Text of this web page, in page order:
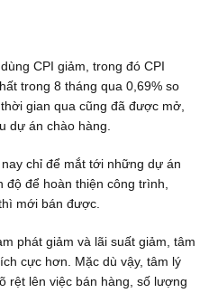
CPI giảm, trong đó CPI
trong 8 tháng qua 0,69% so
gian qua cũng đã được mở,
dự án chào hàng.
chỉ để mắt tới những dự án
độ để hoàn thiện công trình,
mới bán được.
phát giảm và lãi suất giảm, tâm
cực hơn. Mặc dù vậy, tâm lý
rệt lên việc bán hàng, số lượng